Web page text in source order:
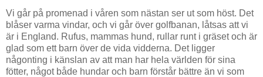
Vi går på promenad i våren som nästan ser ut som höst. Det
blåser varma vindar, och vi går över golfbanan, låtsas att vi
är i England. Rufus, mammas hund, rullar runt i gräset och är
glad som ett barn över de vida vidderna. Det ligger
någonting i känslan av att man har hela världen för sina
fötter, något både hundar och barn förstår bättre än vi som